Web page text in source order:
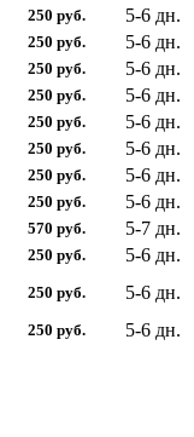
250 руб. 5-6 дн.
250 руб. 5-6 дн.
250 руб. 5-6 дн.
250 руб. 5-6 дн.
250 руб. 5-6 дн.
250 руб. 5-6 дн.
250 руб. 5-6 дн.
250 руб. 5-6 дн.
570 руб. 5-7 дн.
250 руб. 5-6 дн.
250 руб. 5-6 дн.
250 руб. 5-6 дн.